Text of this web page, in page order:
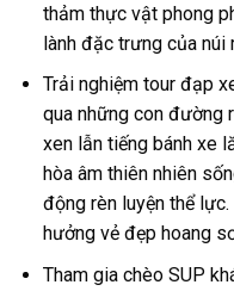
thảm thực vật phong
lành đặc trưng của núi
Trải nghiệm tour đạp
qua những con đường
xen lẫn tiếng bánh xe
hòa âm thiên nhiên
động rèn luyện thể
hưởng vẻ đẹp hoang
Tham gia chèo SUP